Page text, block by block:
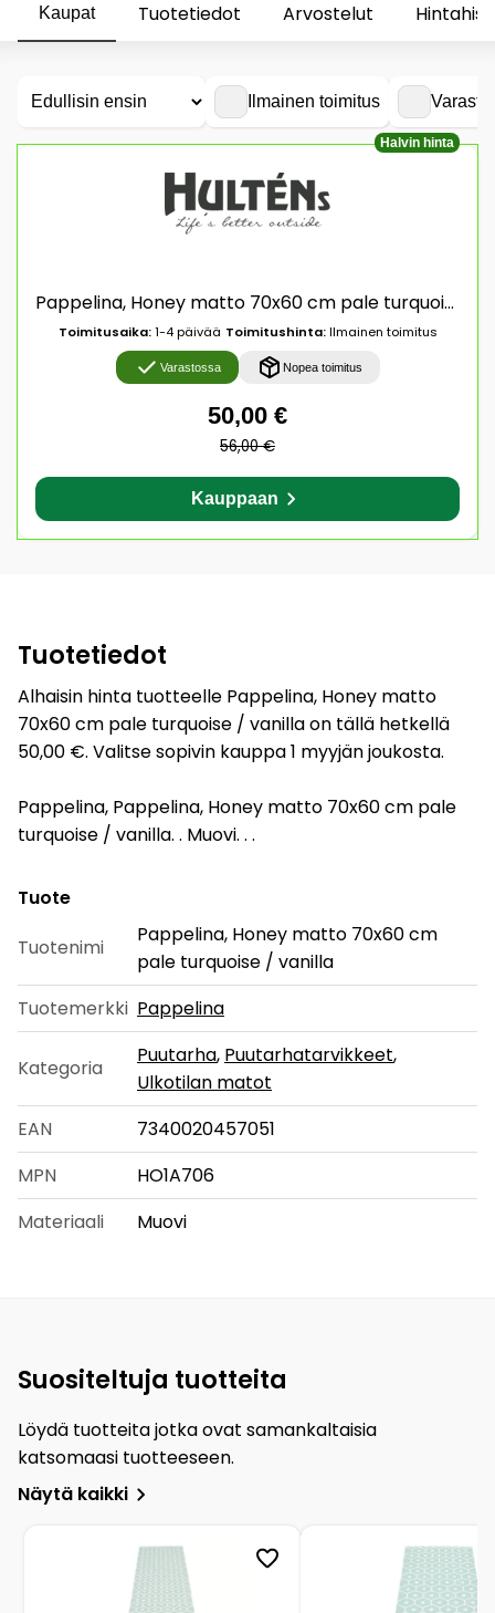
Kaupat Tuotetiedot Arvostelut
Ilmainen toimitus
Halvin hinta
Pappelina, Honey matto 70x60 cm pale turquoise / vanilla
Toimitusaika:1-4 päivää Toimitushinta:Ilmainen toimitus
Varastossa Nopea toimitus
50,00 €
56,00 €
Kauppaan
Tuotetiedot
Alhaisin hinta tuotteelle Pappelina, Honey matto
70x60 cm pale turquoise / vanilla on tällä hetkellä
50,00 €. Valitse sopivin kauppa 1 myyjän joukosta.
Pappelina, Pappelina, Honey matto 70x60 cm pale
turquoise / vanilla. . Muovi. . .
Tuote
Tuotenimi
Pappelina, Honey matto 70x60 cm
pale turquoise / vanilla
Tuotemerkki Pappelina
Kategoria
Puutarha, Puutarhatarvikkeet,
Ulkotilan matot
EAN
7340020457051
MPN
HO1A706
Materiaali
Muovi
Suositeltuja tuotteita
Löydä tuotteita jotka ovat samankaltaisia
katsomaasi tuotteeseen.
Näytä kaikki